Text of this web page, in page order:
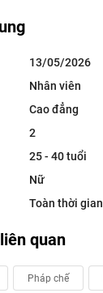
13/05/2026
Nhân viên
Cao đẳng
2
25 - 40 tuổi
Nữ
Toàn thời gian
quan
Pháp chế